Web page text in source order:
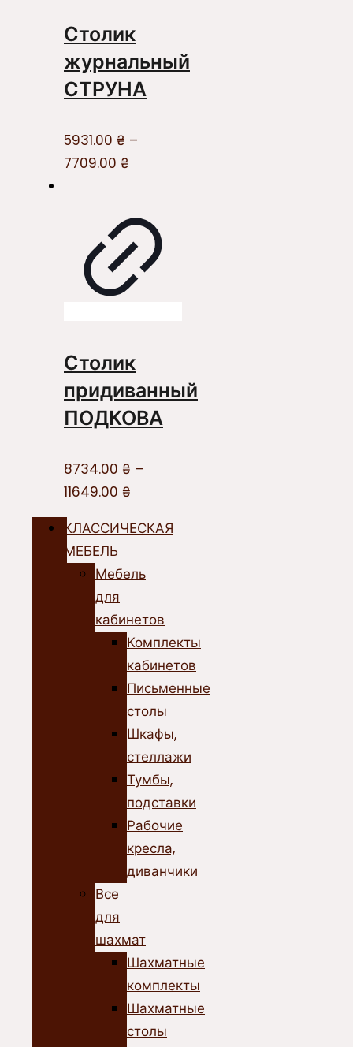
Столик
журнальный
СТРУНА
5931.00 ₴ –
7709.00 ₴
Столик
придиванный
ПОДКОВА
8734.00 ₴ –
11649.00 ₴
КЛАССИЧЕСКАЯ
МЕБЕЛЬ
Мебель
для
кабинетов
Комплекты
кабинетов
Письменные
столы
Шкафы,
стеллажи
Тумбы,
подставки
Рабочие
кресла,
диванчики
Все
для
шахмат
Шахматные
комплекты
Шахматные
столы